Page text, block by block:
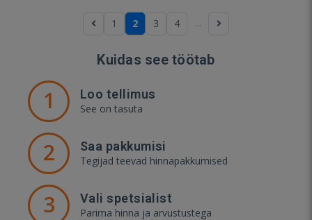
1 2 3 4 ...
Kuidas see töötab
1 Loo tellimus
See on tasuta
2 Saa pakkumisi
Tegijad teevad hinnapakkumised
3 Vali spetsialist
Parima hinna ja arvustustega